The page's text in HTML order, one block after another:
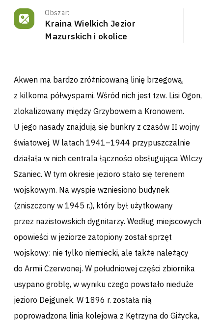
Obszar:
Kraina Wielkich Jezior
Mazurskich i okolice
Akwen ma bardzo zróżnicowaną linię brzegową,
z kilkoma półwyspami. Wśród nich jest tzw. Lisi Ogon,
zlokalizowany między Grzybowem a Kronowem.
U jego nasady znajdują się bunkry z czasów II wojny
światowej. W latach 1941–1944 przypuszczalnie
działała w nich centrala łączności obsługująca Wilczy
Szaniec. W tym okresie jezioro stało się terenem
wojskowym. Na wyspie wzniesiono budynek
(zniszczony w 1945 r.), który był użytkowany
przez nazistowskich dygnitarzy. Według miejscowych
opowieści w jeziorze zatopiony został sprzęt
wojskowy: nie tylko niemiecki, ale także należący
do Armii Czerwonej. W południowej części zbiornika
usypano groblę, w wyniku czego powstało nieduże
jezioro Dejgunek. W 1896 r. została nią
poprowadzona linia kolejowa z Kętrzyna do Giżycka,